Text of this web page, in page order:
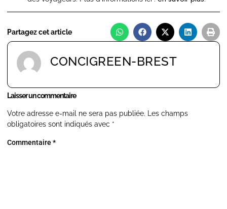
Partagez cet article
CONCIGREEN-BREST
Laisser un commentaire
Votre adresse e-mail ne sera pas publiée.
Les champs
obligatoires sont indiqués avec *
Commentaire *